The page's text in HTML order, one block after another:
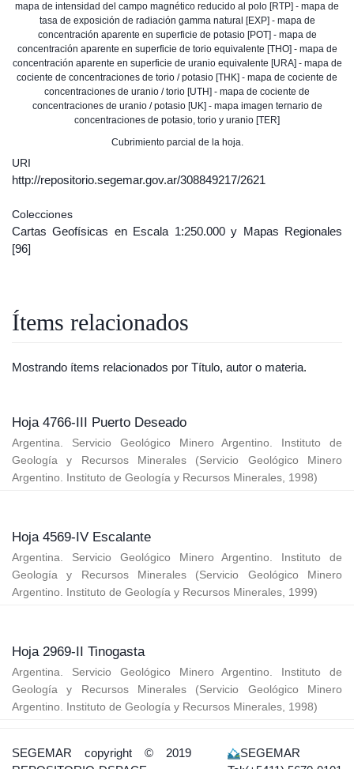
mapa de intensidad del campo magnético reducido al polo [RTP] - mapa de
tasa de exposición de radiación gamma natural [EXP] - mapa de
concentración aparente en superficie de potasio [POT] - mapa de
concentración aparente en superficie de torio equivalente [THO] - mapa de
concentración aparente en superficie de uranio equivalente [URA] - mapa de
cociente de concentraciones de torio / potasio [THK] - mapa de cociente de
concentraciones de uranio / torio [UTH] - mapa de cociente de
concentraciones de uranio / potasio [UK] - mapa imagen ternario de
concentraciones de potasio, torio y uranio [TER]
Cubrimiento parcial de la hoja.
URI
http://repositorio.segemar.gov.ar/308849217/2621
Colecciones
Cartas Geofísicas en Escala 1:250.000 y Mapas Regionales
[96]
Ítems relacionados
Mostrando ítems relacionados por Título, autor o materia.
Hoja 4766-III Puerto Deseado
Argentina. Servicio Geológico Minero Argentino. Instituto de
Geología y Recursos Minerales
(Servicio Geológico Minero
Argentino. Instituto de Geología y Recursos Minerales, 1998)
Hoja 4569-IV Escalante
Argentina. Servicio Geológico Minero Argentino. Instituto de
Geología y Recursos Minerales
(Servicio Geológico Minero
Argentino. Instituto de Geología y Recursos Minerales, 1999)
Hoja 2969-II Tinogasta
Argentina. Servicio Geológico Minero Argentino. Instituto de
Geología y Recursos Minerales
(Servicio Geológico Minero
Argentino. Instituto de Geología y Recursos Minerales, 1998)
SEGEMAR copyright © 2019
SEGEMAR